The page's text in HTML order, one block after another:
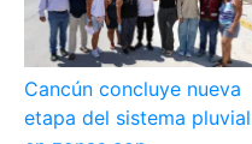
Cancún concluye nueva
etapa del sistema pluvial